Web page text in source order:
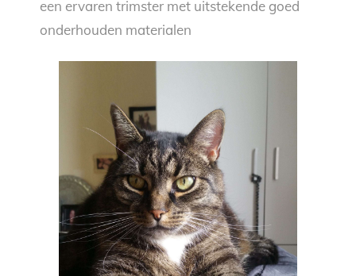
een ervaren trimster met uitstekende goed
onderhouden materialen